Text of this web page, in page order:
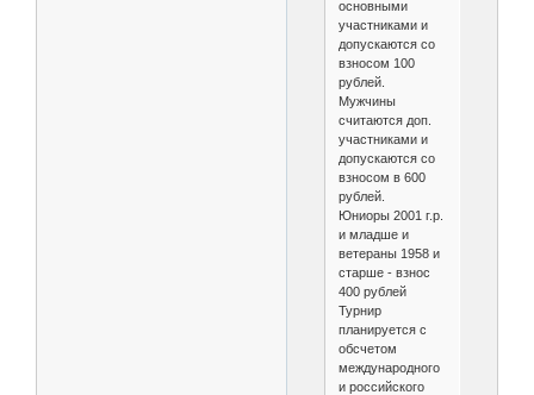
основными
участниками и
допускаются со
взносом 100
рублей.
Мужчины
считаются доп.
участниками и
допускаются со
взносом в 600
рублей.
Юниоры 2001 г.р.
и младше и
ветераны 1958 и
старше - взнос
400 рублей
Турнир
планируется с
обсчетом
международного
и российского